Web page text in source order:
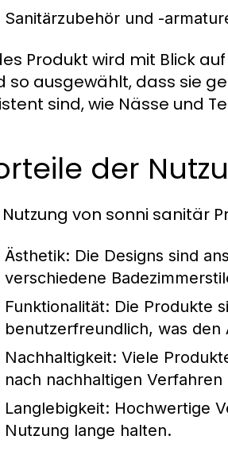
Sanitärzubehör und -
Produkt wird mit Blick
so ausgewählt, dass sie
sind, wie Nässe und
der
Nutzung von sonni sanitär
Ästhetik: Die Designs sind
verschiedene
Funktionalität: Die Produkte
benutzerfreundlich, was den
Nachhaltigkeit: Viele
nach nachhaltigen
Langlebigkeit: Hochwertige
Nutzung lange halten.